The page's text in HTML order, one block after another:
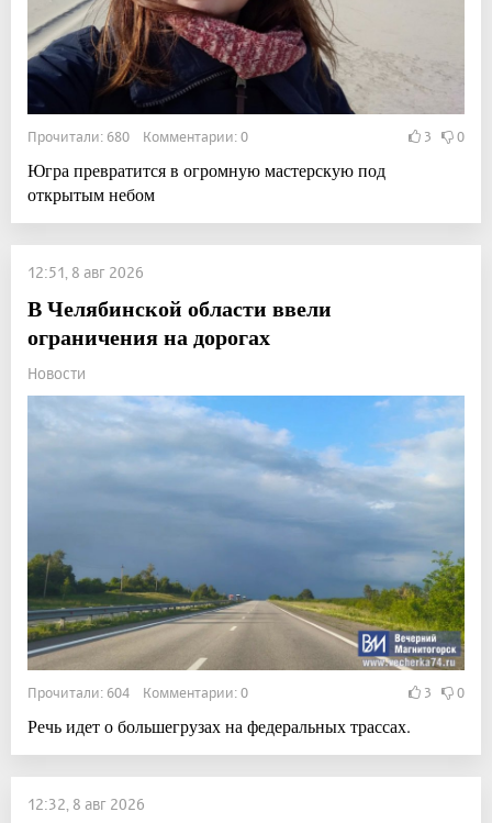
Прочитали: 680 Комментарии: 0 3 0
Югра превратится в огромную мастерскую под
открытым небом
12:51, 8 авг 2026
В Челябинской области ввели
ограничения на дорогах
Новости
Прочитали: 604 Комментарии: 0 3 0
Речь идет о большегрузах на федеральных трассах.
12:32, 8 авг 2026